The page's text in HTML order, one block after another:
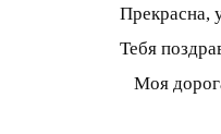
Прекрасна,
Тебя
Моя